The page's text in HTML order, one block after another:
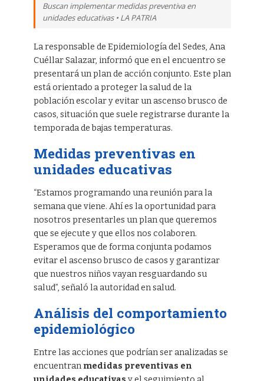
Buscan implementar medidas preventiva en
unidades educativas • LA PATRIA
La responsable de Epidemiología del Sedes, Ana
Cuéllar Salazar, informó que en el encuentro se
presentará un plan de acción conjunto. Este plan
está orientado a proteger la salud de la
población escolar y evitar un ascenso brusco de
casos, situación que suele registrarse durante la
temporada de bajas temperaturas.
Medidas preventivas en
unidades educativas
“Estamos programando una reunión para la
semana que viene. Ahí es la oportunidad para
nosotros presentarles un plan que queremos
que se ejecute y que ellos nos colaboren.
Esperamos que de forma conjunta podamos
evitar el ascenso brusco de casos y garantizar
que nuestros niños vayan resguardando su
salud”, señaló la autoridad en salud.
Análisis del comportamiento
epidemiológico
Entre las acciones que podrían ser analizadas se
encuentran medidas preventivas en